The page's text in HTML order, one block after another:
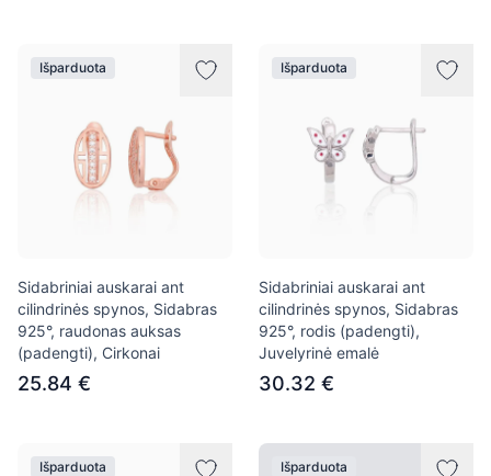
Išparduota
Sidabriniai auskarai ant
cilindrinės spynos, Sidabras
925°, raudonas auksas
(padengti), Cirkonai
25.84 €
Išparduota
Sidabriniai auskarai ant
cilindrinės spynos, Sidabras
925°, rodis (padengti),
Juvelyrinė emalė
30.32 €
Išparduota Išparduota